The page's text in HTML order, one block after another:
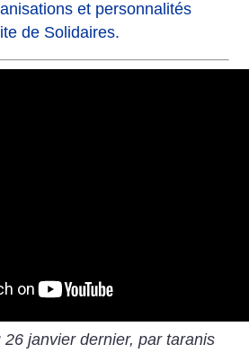
et personnalités
de Solidaires.
janvier dernier, par taranis